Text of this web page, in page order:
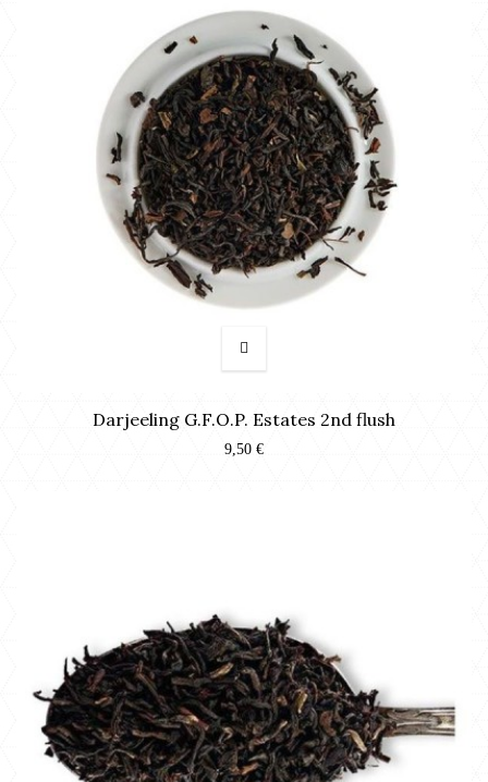
Darjeeling G.F.O.P. Estates 2nd flush
9,50 €